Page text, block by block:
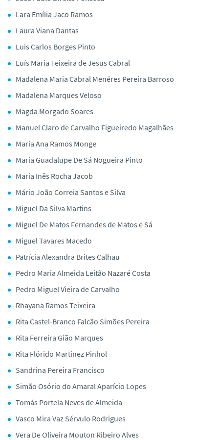
Lara Emília Jaco Ramos
Laura Viana Dantas
Luis Carlos Borges Pinto
Luís Maria Teixeira de Jesus Cabral
Madalena Maria Cabral Menéres Pereira Barroso
Madalena Marques Veloso
Magda Morgado Soares
Manuel Claro de Carvalho Figueiredo Magalhães
Maria Ana Ramos Monge
Maria Guadalupe De Sá Nogueira Pinto
Maria Inês Rocha Jacob
Mário João Correia Santos e Silva
Miguel Da Silva Martins
Miguel De Matos Fernandes de Matos e Sá
Miguel Tavares Macedo
Patrícia Alexandra Brites Calhau
Pedro Maria Almeida Leitão Nazaré Costa
Pedro Miguel Vieira de Carvalho
Rhayana Ramos Teixeira
Rita Castel-Branco Falcão Simões Pereira
Rita Ferreira Gião Marques
Rita Flórido Martinez Pinhol
Sandrina Pereira Francisco
Simão Osório do Amaral Aparício Lopes
Tomás Portela Neves de Almeida
Vasco Mira Vaz Sérvulo Rodrigues
Vera De Oliveira Mouton Ribeiro Alves